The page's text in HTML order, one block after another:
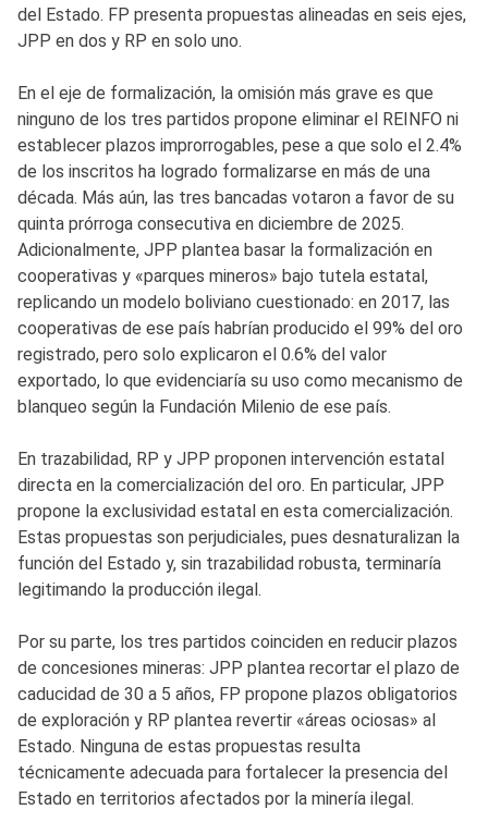
del Estado. FP presenta propuestas alineadas en seis ejes,
JPP en dos y RP en solo uno.
En el eje de formalización, la omisión más grave es que
ninguno de los tres partidos propone eliminar el REINFO ni
establecer plazos improrrogables, pese a que solo el 2.4%
de los inscritos ha logrado formalizarse en más de una
década. Más aún, las tres bancadas votaron a favor de su
quinta prórroga consecutiva en diciembre de 2025.
Adicionalmente, JPP plantea basar la formalización en
cooperativas y «parques mineros» bajo tutela estatal,
replicando un modelo boliviano cuestionado: en 2017, las
cooperativas de ese país habrían producido el 99% del oro
registrado, pero solo explicaron el 0.6% del valor
exportado, lo que evidenciaría su uso como mecanismo de
blanqueo según la Fundación Milenio de ese país.
En trazabilidad, RP y JPP proponen intervención estatal
directa en la comercialización del oro. En particular, JPP
propone la exclusividad estatal en esta comercialización.
Estas propuestas son perjudiciales, pues desnaturalizan la
función del Estado y, sin trazabilidad robusta, terminaría
legitimando la producción ilegal.
Por su parte, los tres partidos coinciden en reducir plazos
de concesiones mineras: JPP plantea recortar el plazo de
caducidad de 30 a 5 años, FP propone plazos obligatorios
de exploración y RP plantea revertir «áreas ociosas» al
Estado. Ninguna de estas propuestas resulta
técnicamente adecuada para fortalecer la presencia del
Estado en territorios afectados por la minería ilegal.